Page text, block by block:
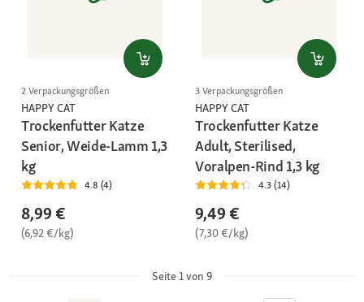
2 Verpackungsgrößen
HAPPY CAT
Trockenfutter Katze
Senior, Weide-Lamm 1,3
kg
4.8 (4)
8,99 €
(6,92 €/kg)
3 Verpackungsgrößen
HAPPY CAT
Trockenfutter Katze
Adult, Sterilised,
Voralpen-Rind 1,3 kg
4.3 (14)
9,49 €
(7,30 €/kg)
Seite 1 von 9